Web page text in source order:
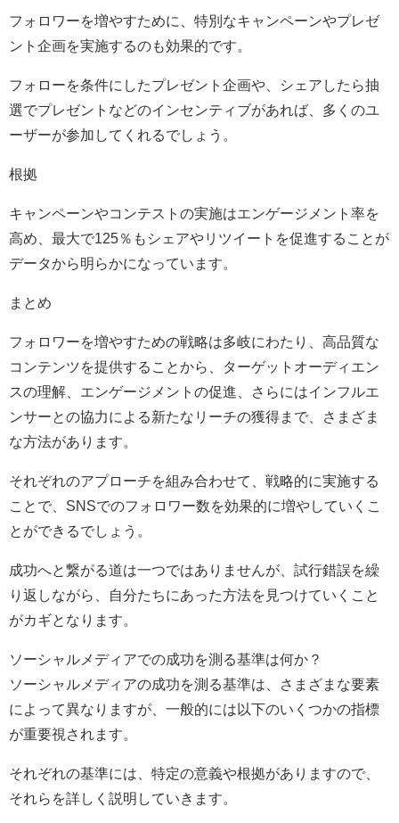
フォロワーを増やすために、特別なキャンペーンやプレゼ
ント企画を実施するのも効果的です。
フォローを条件にしたプレゼント企画や、シェアしたら抽
選でプレゼントなどのインセンティブがあれば、多くのユ
ーザーが参加してくれるでしょう。
根拠
キャンペーンやコンテストの実施はエンゲージメント率を
高め、最大で125％もシェアやリツイートを促進することが
データから明らかになっています。
まとめ
フォロワーを増やすための戦略は多岐にわたり、高品質な
コンテンツを提供することから、ターゲットオーディエン
スの理解、エンゲージメントの促進、さらにはインフルエ
ンサーとの協力による新たなリーチの獲得まで、さまざま
な方法があります。
それぞれのアプローチを組み合わせて、戦略的に実施する
ことで、SNSでのフォロワー数を効果的に増やしていくこ
とができるでしょう。
成功へと繋がる道は一つではありませんが、試行錯誤を繰
り返しながら、自分たちにあった方法を見つけていくこと
がカギとなります。
ソーシャルメディアでの成功を測る基準は何か？
ソーシャルメディアの成功を測る基準は、さまざまな要素
によって異なりますが、一般的には以下のいくつかの指標
が重要視されます。
それぞれの基準には、特定の意義や根拠がありますので、
それらを詳しく説明していきます。